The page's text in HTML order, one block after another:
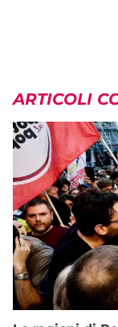
ARTICOLI